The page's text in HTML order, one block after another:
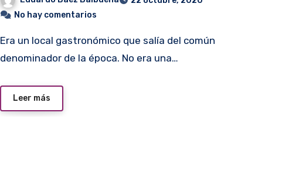
No hay comentarios
Era un local gastronómico que salía del común
denominador de la época. No era una…
Leer más